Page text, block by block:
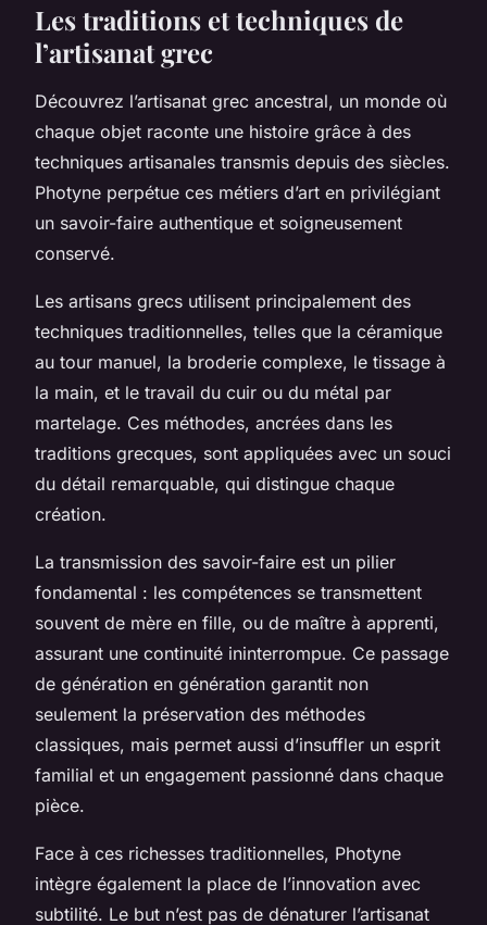
Les traditions et techniques de
l’artisanat grec
Découvrez l’artisanat grec ancestral, un monde où
chaque objet raconte une histoire grâce à des
techniques artisanales transmis depuis des siècles.
Photyne perpétue ces métiers d’art en privilégiant
un savoir-faire authentique et soigneusement
conservé.
Les artisans grecs utilisent principalement des
techniques traditionnelles, telles que la céramique
au tour manuel, la broderie complexe, le tissage à
la main, et le travail du cuir ou du métal par
martelage. Ces méthodes, ancrées dans les
traditions grecques, sont appliquées avec un souci
du détail remarquable, qui distingue chaque
création.
La transmission des savoir-faire est un pilier
fondamental : les compétences se transmettent
souvent de mère en fille, ou de maître à apprenti,
assurant une continuité ininterrompue. Ce passage
de génération en génération garantit non
seulement la préservation des méthodes
classiques, mais permet aussi d’insuffler un esprit
familial et un engagement passionné dans chaque
pièce.
Face à ces richesses traditionnelles, Photyne
intègre également la place de l’innovation avec
subtilité. Le but n’est pas de dénaturer l’artisanat